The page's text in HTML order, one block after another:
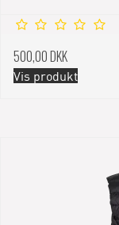
500,00 DKK
Vis produkt